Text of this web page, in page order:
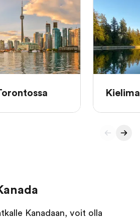
Kanadaan, voit olla